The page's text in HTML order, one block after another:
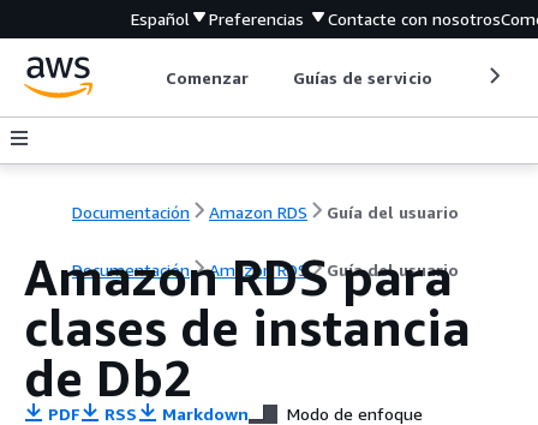
Español Preferencias Contacte con nosotros
Comenzar Guías de servicio
Documentación Amazon RDS Guía del usuario
Documentación Amazon RDS Guía del usuario
Amazon RDS para
clases de instancia
de Db2
PDF RSS Markdown Modo de enfoque